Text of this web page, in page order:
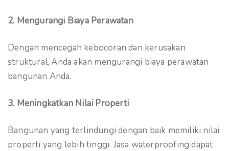
2. Mengurangi Biaya Perawatan
Dengan mencegah kebocoran dan kerusakan
struktural, Anda akan mengurangi biaya perawatan
bangunan Anda.
3. Meningkatkan Nilai Properti
Bangunan yang terlindungi dengan baik memiliki nilai
properti yang lebih tinggi. Jasa waterproofing dapat